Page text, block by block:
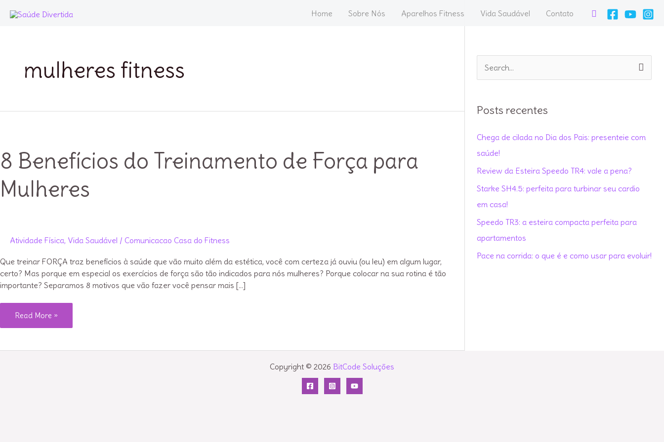
para
Home Sobre Nós Aparelhos Fitness Vida Saudável Contato Pesquisar
mulheres fitness
8 Benefícios do Treinamento de Força para
Mulheres
Atividade Física, Vida Saudável / Comunicacao Casa do Fitness
Que treinar FORÇA traz benefícios à saúde que vão muito além da estética, você com certeza já ouviu (ou leu) em algum lugar,
certo? Mas porque em especial os exercícios de força são tão indicados para nós mulheres? Porque colocar na sua rotina é tão
importante? Separamos 8 motivos que vão fazer você pensar mais […]
8
Benefícios
Read More »
e
q
i
s
a
r
p
o
r
:
Posts recentes
Chega de cilada no Dia dos Pais: presenteie com
saúde!
Review da Esteira Speedo TR4: vale a pena?
Starke SH4.5: perfeita para turbinar seu cardio
em casa!
Speedo TR3: a esteira compacta perfeita para
apartamentos
Pace na corrida: o que é e como usar para evoluir!
Copyright © 2026 BitCode Soluções